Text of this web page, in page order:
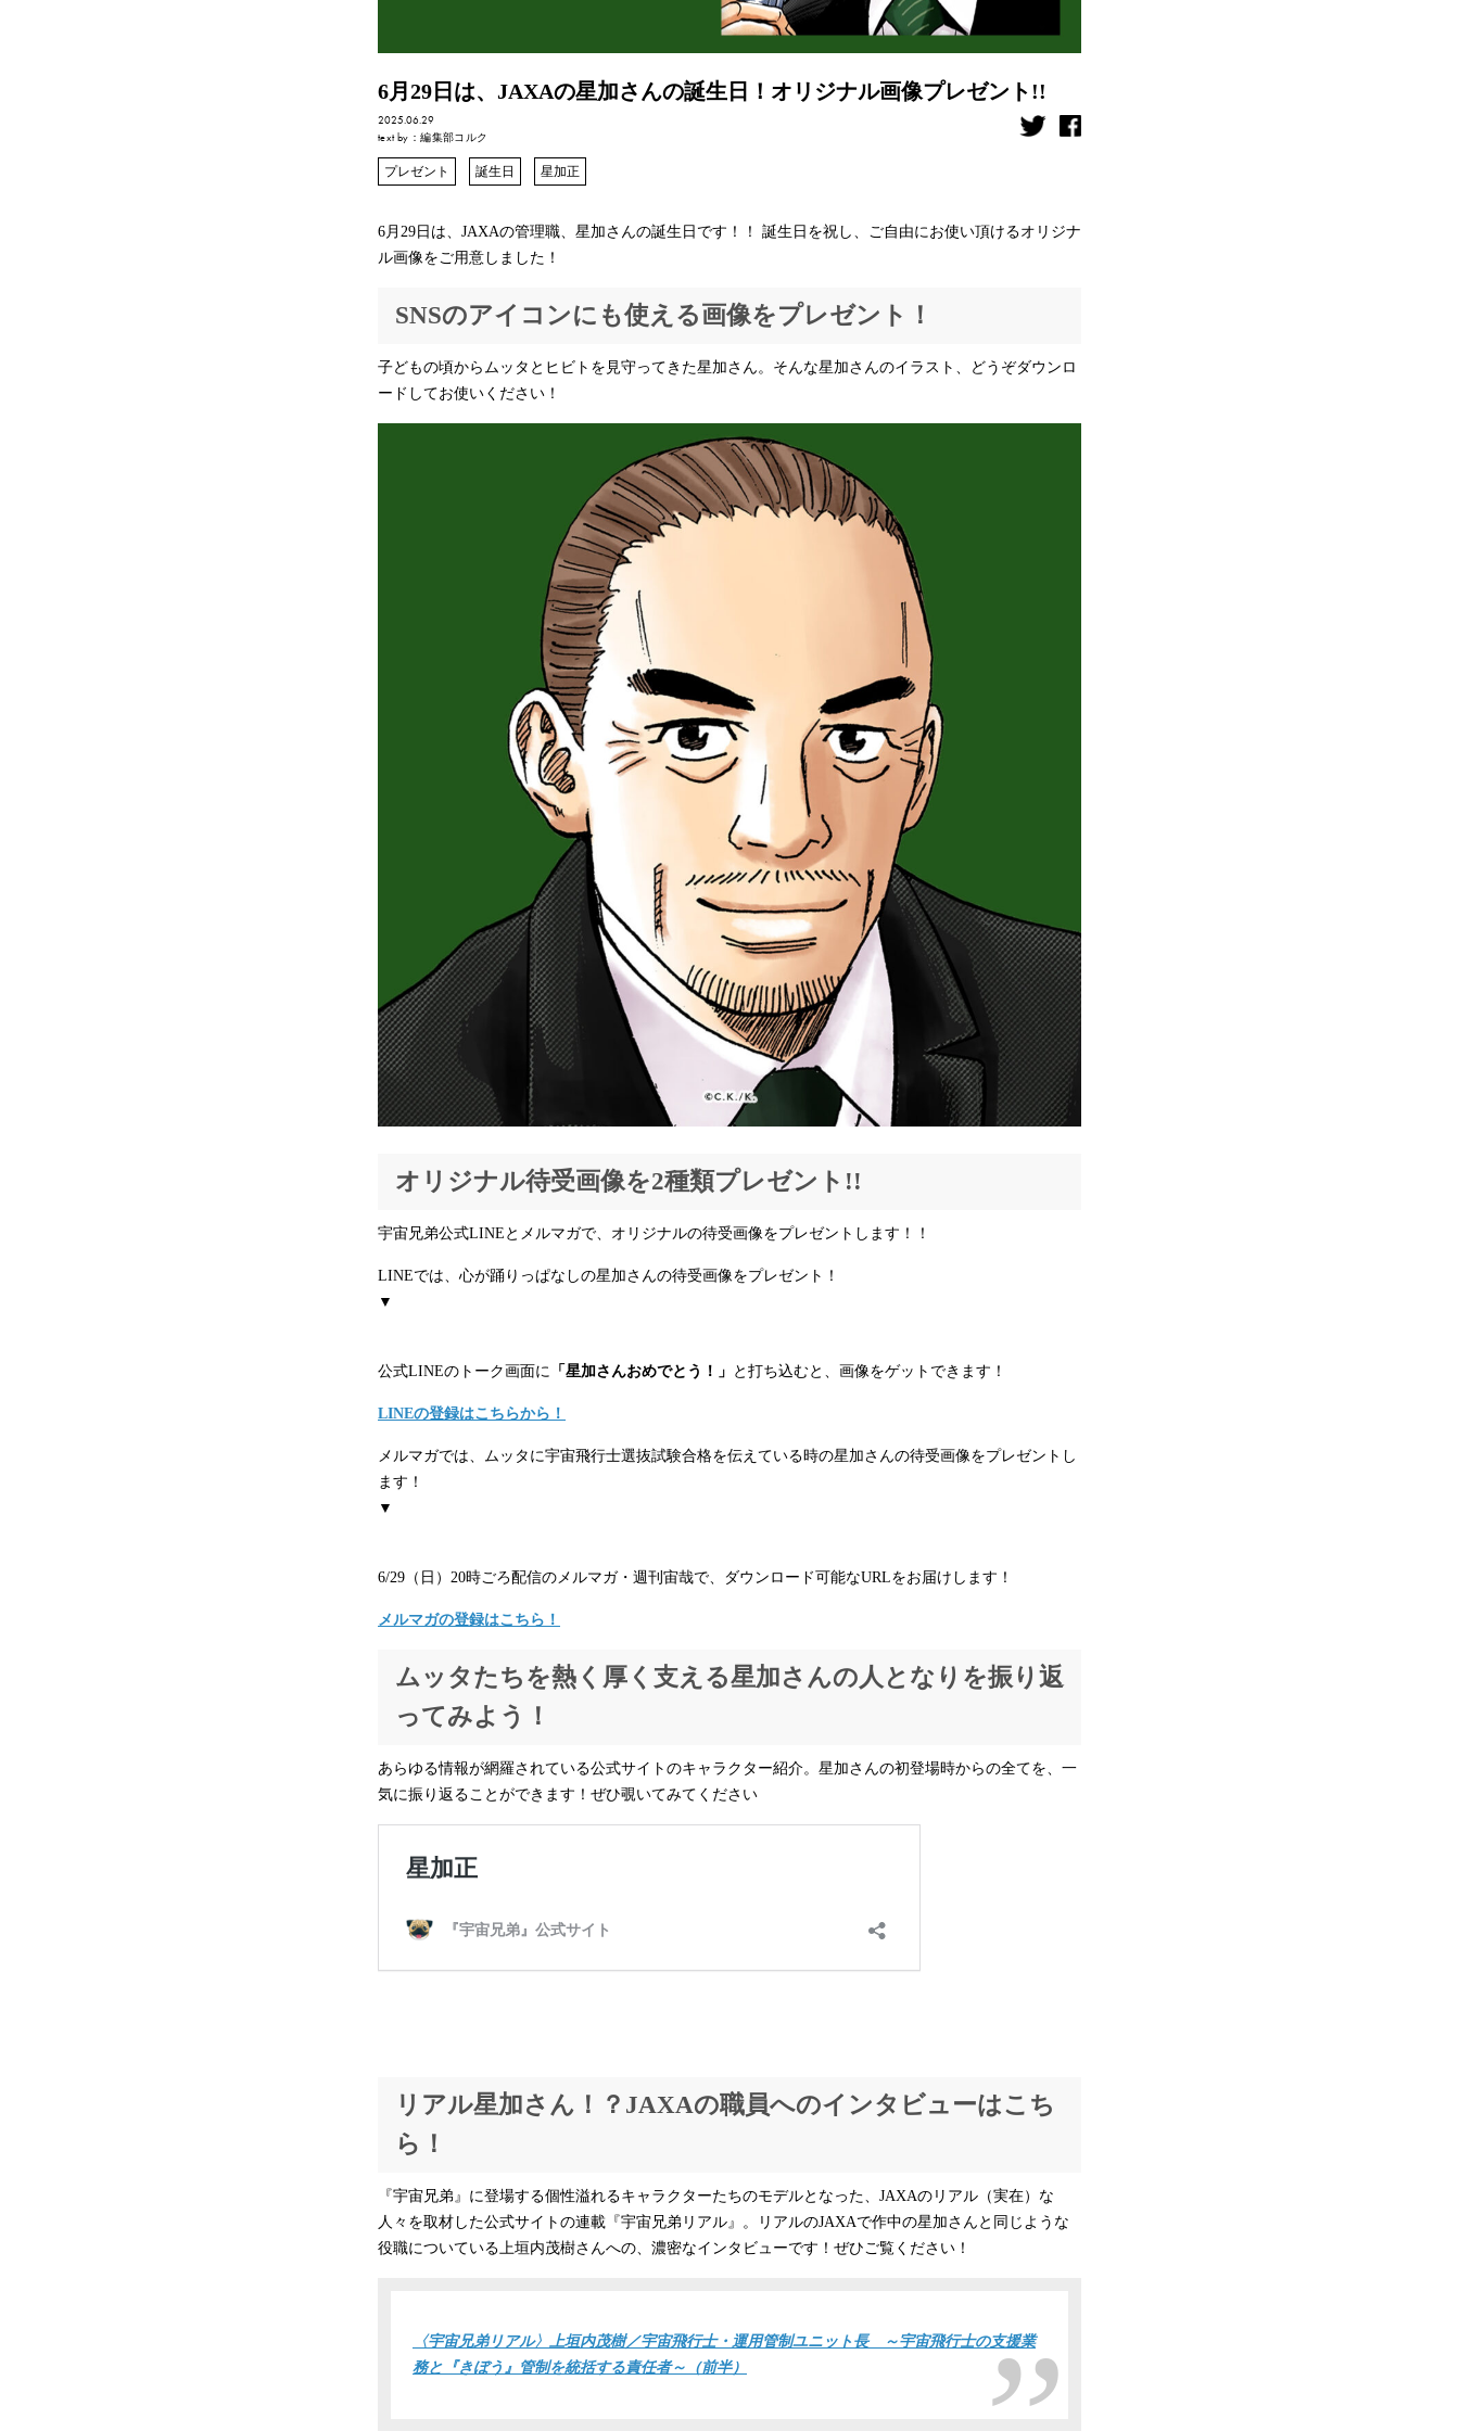
6月29日は、JAXAの星加さんの誕生日！オリジナル画像プレゼント!!
2025.06.29
text by ：編集部コルク
プレゼント 誕生日 星加正
6月29日は、JAXAの管理職、星加さんの誕生日です！！ 誕生日を祝し、ご自由にお使い頂けるオリジナ
ル画像をご用意しました！
SNSのアイコンにも使える画像をプレゼント！
子どもの頃からムッタとヒビトを見守ってきた星加さん。そんな星加さんのイラスト、どうぞダウンロ
ードしてお使いください！
オリジナル待受画像を2種類プレゼント!!
宇宙兄弟公式LINEとメルマガで、オリジナルの待受画像をプレゼントします！！
LINEでは、心が踊りっぱなしの星加さんの待受画像をプレゼント！
▼
公式LINEのトーク画面に 「星加さんおめでとう！」 と打ち込むと、画像をゲットできます！
LINEの登録はこちらから！
メルマガでは、ムッタに宇宙飛行士選抜試験合格を伝えている時の星加さんの待受画像をプレゼントし
ます！
▼
6/29（日）20時ごろ配信のメルマガ・週刊宙哉で、ダウンロード可能なURLをお届けします！
メルマガの登録はこちら！
ムッタたちを熱く厚く支える星加さんの人となりを振り返
ってみよう！
あらゆる情報が網羅されている公式サイトのキャラクター紹介。星加さんの初登場時からの全てを、一
気に振り返ることができます！ぜひ覗いてみてください
リアル星加さん！？JAXAの職員へのインタビューはこち
ら！
『宇宙兄弟』に登場する個性溢れるキャラクターたちのモデルとなった、JAXAのリアル（実在）な
人々を取材した公式サイトの連載『宇宙兄弟リアル』。リアルのJAXAで作中の星加さんと同じような
役職についている上垣内茂樹さんへの、濃密なインタビューです！ぜひご覧ください！
〈宇宙兄弟リアル〉上垣内茂樹／宇宙飛行士・運用管制ユニット長 ～宇宙飛行士の支援業
務と『きぼう』管制を統括する責任者～（前半）